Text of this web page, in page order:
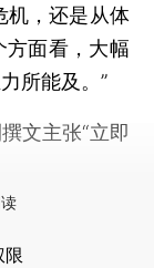
，还是从体
方面看，大幅
所能及。”
文主张“立即
限